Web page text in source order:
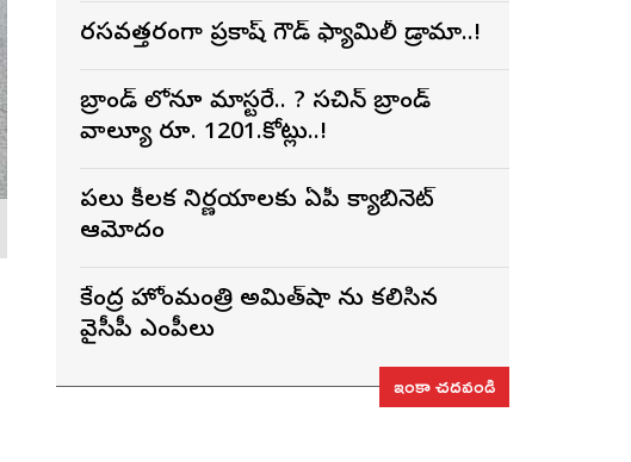
రసవత్తరంగా ప్రకాష్ గౌడ్ ఫ్యామిలీ డ్రామా..!
బ్రాండ్ లోనూ మాస్టరే.. ? సచిన్ బ్రాండ్
వాల్యూ రూ. 1201.కోట్లు..!
పలు కీలక నిర్ణయాలకు ఏపీ క్యాబినెట్
ఆమోదం
కేంద్ర హోంమంత్రి అమిత్‌షా ను కలిసిన
వైసీపీ ఎంపీలు
ఇంకా చదవండి